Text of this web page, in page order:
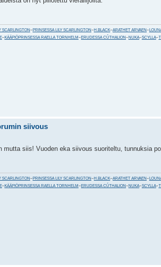
SCARLINGTON ~PRINSESSA LILY SCARLINGTON ~H.BLACK~ARATHET ARVAEN ~
~KÄÄPIÖPRINSESSA RAELLA TORNHELM~ERUDESSA CÚTHALION ~NUKA~SCYLLA~
siivous
mutta siis! Vuoden eka siivous suoriteltu, tunnuksia
SCARLINGTON ~PRINSESSA LILY SCARLINGTON ~H.BLACK~ARATHET ARVAEN ~
~KÄÄPIÖPRINSESSA RAELLA TORNHELM~ERUDESSA CÚTHALION ~NUKA~SCYLLA~